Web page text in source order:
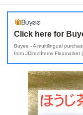
Click here for
Buyee - A multilingual
from JDirectItems Fleamarket